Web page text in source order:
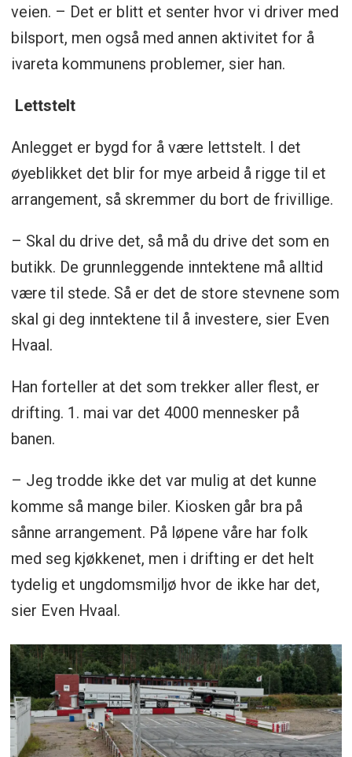
veien. – Det er blitt et senter hvor vi driver med
bilsport, men også med annen aktivitet for å
ivareta kommunens problemer, sier han.
Lettstelt
Anlegget er bygd for å være lettstelt. I det
øyeblikket det blir for mye arbeid å rigge til et
arrangement, så skremmer du bort de frivillige.
– Skal du drive det, så må du drive det som en
butikk. De grunnleggende inntektene må alltid
være til stede. Så er det de store stevnene som
skal gi deg inntektene til å investere, sier Even
Hvaal.
Han forteller at det som trekker aller flest, er
drifting. 1. mai var det 4000 mennesker på
banen.
– Jeg trodde ikke det var mulig at det kunne
komme så mange biler. Kiosken går bra på
sånne arrangement. På løpene våre har folk
med seg kjøkkenet, men i drifting er det helt
tydelig et ungdomsmiljø hvor de ikke har det,
sier Even Hvaal.